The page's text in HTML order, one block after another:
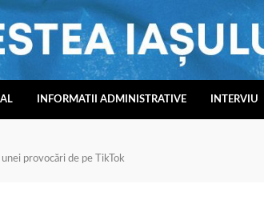
INFORMATII ADMINISTRATIVE INTERVIU
provocări de pe TikTok